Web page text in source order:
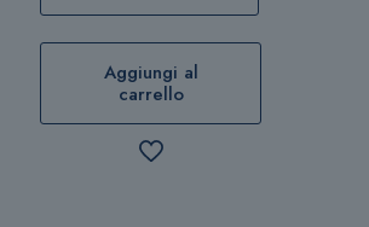
Aggiungi al
carrello